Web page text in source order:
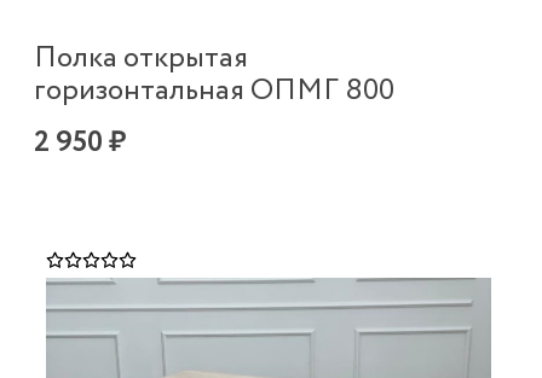
Полка открытая
горизонтальная ОПМГ 800
2 950 ₽